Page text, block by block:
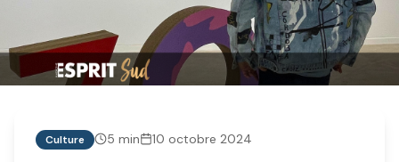
Culture 5 min 10 octobre 2024